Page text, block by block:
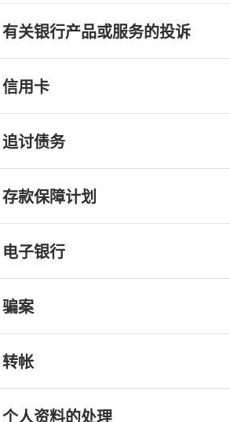
有关银行产品或服务的投诉
信用卡
追讨债务
存款保障计划
电子银行
骗案
转帐
个人资料的处理